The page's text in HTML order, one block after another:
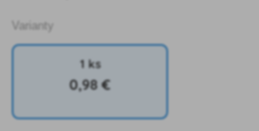
Varianty
1 ks
0,98 €